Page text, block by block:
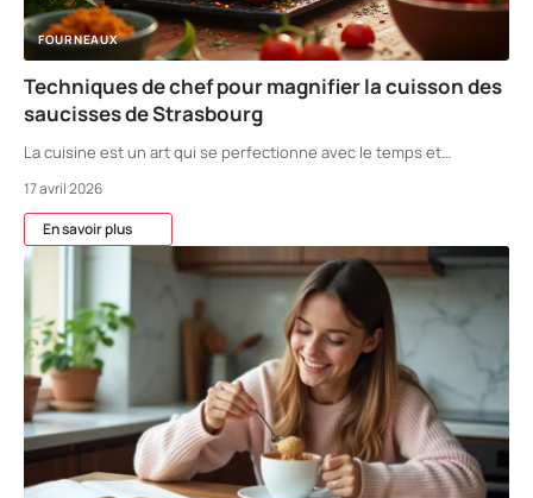
FOURNEAUX
Techniques de chef pour magnifier la cuisson des
saucisses de Strasbourg
La cuisine est un art qui se perfectionne avec le temps et…
17 avril 2026
En savoir plus